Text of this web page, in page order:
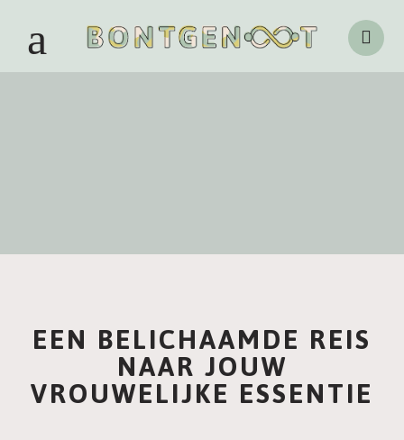
EEN BELICHAAMDE REIS
NAAR JOUW
VROUWELIJKE ESSENTIE